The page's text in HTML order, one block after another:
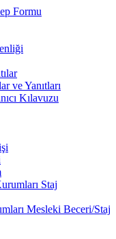
Formu
ve Yanıtları
Kılavuzu
Staj
Mesleki Beceri/Staj